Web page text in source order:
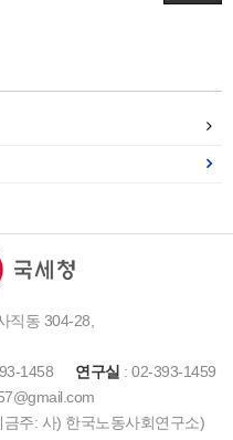
직동 304-28,
1458 연구실 : 02-393-1459
주: 사) 한국노동사회연구소)